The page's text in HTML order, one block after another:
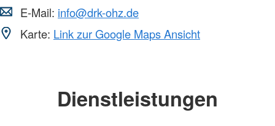
E-Mail: info@drk-ohz.de
Karte: Link zur Google Maps Ansicht
Dienstleistungen